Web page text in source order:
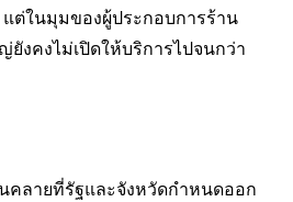
ต่ในมุมของผู้ประกอบการร้าน
งคงไม่เปิดให้บริการไปจนกว่า
คลายที่รัฐและจังหวัดกำหนดออก